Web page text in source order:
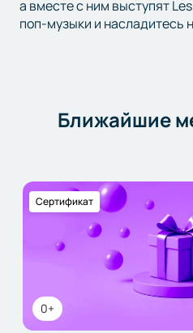
а вместе с ним выступят
поп-музыки и насладитесь
Ближайшие
0+
Сертификат